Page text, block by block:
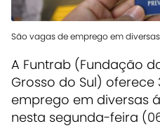
São vagas de emprego em
A Funtrab (Fundação
Grosso do Sul) oferece
emprego em diversas
nesta segunda-feira